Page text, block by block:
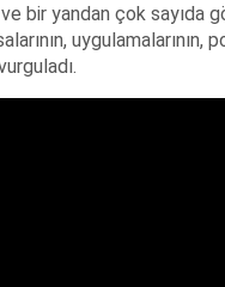
bir yandan çok sayıda